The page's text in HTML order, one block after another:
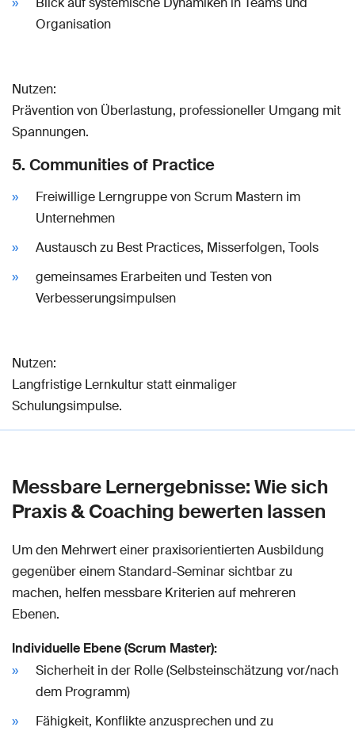
Organisation
Nutzen:
Prävention von Überlastung, professioneller Umgang mit
Spannungen.
5. Communities of Practice
Freiwillige Lerngruppe von Scrum Mastern im
Unternehmen
Austausch zu Best Practices, Misserfolgen, Tools
gemeinsames Erarbeiten und Testen von
Verbesserungsimpulsen
Nutzen:
Langfristige Lernkultur statt einmaliger
Schulungsimpulse.
Messbare Lernergebnisse: Wie sich
Praxis & Coaching bewerten lassen
Um den Mehrwert einer praxisorientierten Ausbildung
gegenüber einem Standard-Seminar sichtbar zu
machen, helfen messbare Kriterien auf mehreren
Ebenen.
Individuelle Ebene (Scrum Master):
Sicherheit in der Rolle (Selbsteinschätzung vor/nach
dem Programm)
Fähigkeit, Konflikte anzusprechen und zu